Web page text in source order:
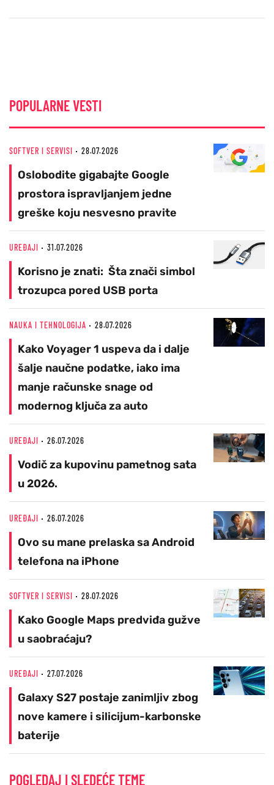
POPULARNE VESTI
SOFTVER I SERVISI 28.07.2026
Oslobodite gigabajte Google
prostora ispravljanjem jedne
greške koju nesvesno pravite
UREĐAJI 31.07.2026
Korisno je znati: Šta znači simbol
trozupca pored USB porta
NAUKA I TEHNOLOGIJA 28.07.2026
Kako Voyager 1 uspeva da i dalje
šalje naučne podatke, iako ima
manje računske snage od
modernog ključa za auto
UREĐAJI 26.07.2026
Vodič za kupovinu pametnog sata
u 2026.
UREĐAJI 26.07.2026
Ovo su mane prelaska sa Android
telefona na iPhone
SOFTVER I SERVISI 28.07.2026
Kako Google Maps predviđa gužve
u saobraćaju?
UREĐAJI 27.07.2026
Galaxy S27 postaje zanimljiv zbog
nove kamere i silicijum-karbonske
baterije
POGLEDAJ I SLEDEĆE TEME